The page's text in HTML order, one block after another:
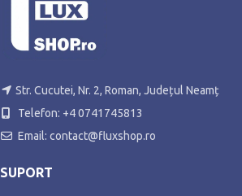
Str. Cucutei, Nr. 2, Roman, Județul Neamț
Telefon: +4 0741745813
Email: contact@fluxshop.ro
SUPORT